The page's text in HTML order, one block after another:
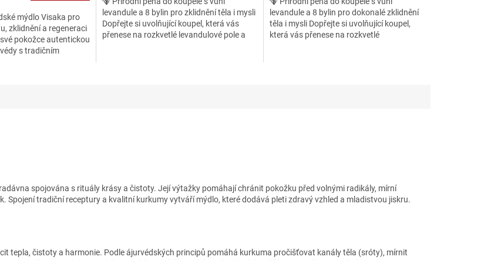
mýdlo Visaka pro
zklidnění a regeneraci
pokožce autentickou
s tradičním
levandule a 8 bylin pro zklidnění těla i mysli
Dopřejte si uvolňující koupel, která vás
přenese na rozkvetlé levandulové pole a
levandule a 8 bylin pro dokonalé zklidnění
těla i mysli Dopřejte si uvolňující koupel,
která vás přenese na rozkvetlé
spojována s rituály krásy a čistoty. Její výtažky pomáhají chránit pokožku před volnými radikály, mírní
Spojení tradiční receptury a kvalitní kurkumy vytváří mýdlo, které dodává pleti zdravý vzhled a mladistvou jiskru.
tepla, čistoty a harmonie. Podle ájurvédských principů pomáhá kurkuma pročišťovat kanály těla (sróty), mírnit